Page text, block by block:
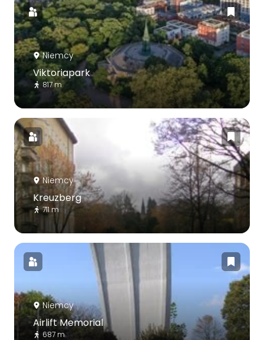
Niemcy
Viktoriapark
817 m
Niemcy
Kreuzberg
711 m
Niemcy
Airlift Memorial
687 m